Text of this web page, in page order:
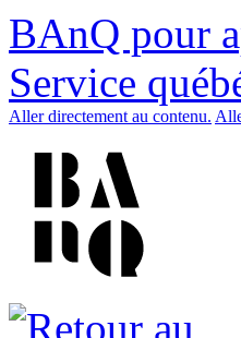
BAnQ pour
Service
Aller directement au contenu.